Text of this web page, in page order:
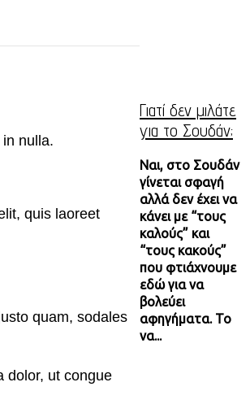
nulla.
quis laoreet
quam, sodales
dolor, ut congue
Γιατί δεν μιλάτε
για το Σουδάν;
Ναι, στο Σουδάν
γίνεται σφαγή
αλλά δεν έχει να
κάνει με “τους
καλούς” και
“τους κακούς”
που φτιάχνουμε
εδώ για να
βολεύει
αφηγήματα. Το
να...